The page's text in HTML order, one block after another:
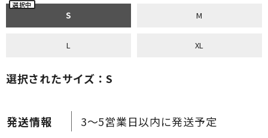
3～5営業日以内に発送予定
S M
L XL
選択されたサイズ：S